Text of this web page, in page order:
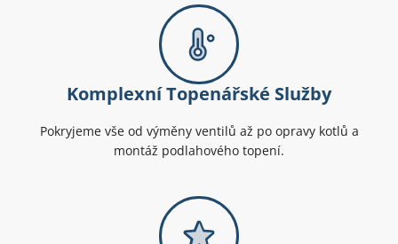
Komplexní Topenářské Služby
Pokryjeme vše od výměny ventilů až po opravy kotlů a
montáž podlahového topení.